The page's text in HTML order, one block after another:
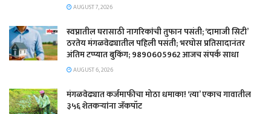
AUGUST 7, 2026
स्वप्नातील घरासाठी नागरिकांची तुफान पसंती; ‘दामाजी सिटी’
ठरतेय मंगळवेढ्यातील पहिली पसंती; भरघोस प्रतिसादानंतर
अंतिम टप्प्यात बुकिंग; 9890605962 आजच संपर्क साधा
AUGUST 6, 2026
मंगळवेढ्यात कर्जमाफीचा मोठा धमाका! ‘त्या’ एकाच गावातील
३५६ शेतकऱ्यांना जॅकपॉट